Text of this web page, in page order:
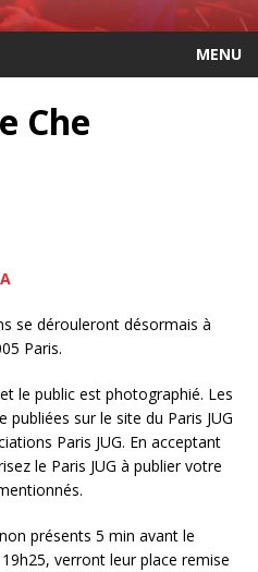
MENU
Che
se dérouleront désormais à
Paris.
le public est photographié. Les
sur le site du Paris JUG
Paris JUG. En acceptant
le Paris JUG à publier votre
présents 5 min avant le
verront leur place remise